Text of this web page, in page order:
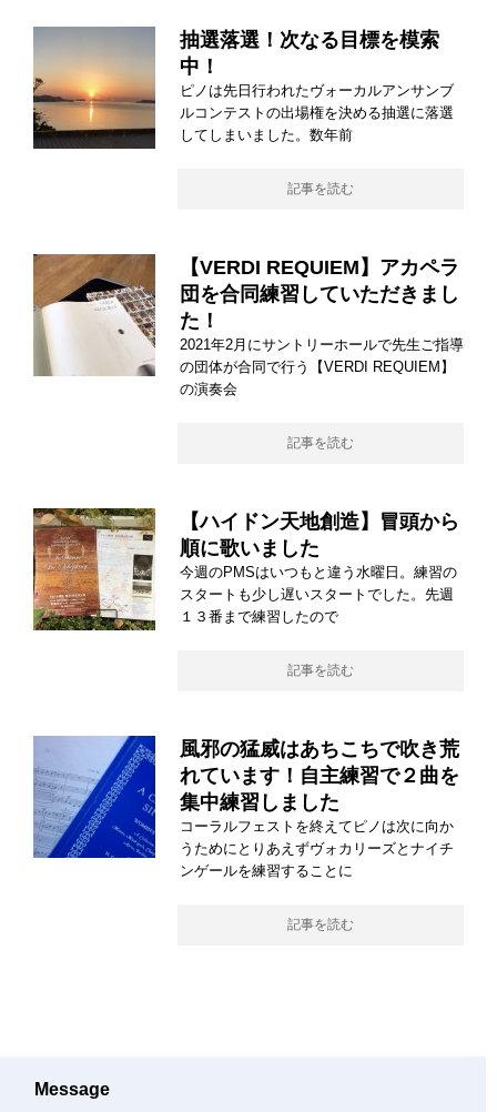
抽選落選！次なる目標を模索
中！
ピノは先日行われたヴォーカルアンサンブ
ルコンテストの出場権を決める抽選に落選
してしまいました。数年前
記事を読む
【VERDI REQUIEM】アカペラ
団を合同練習していただきまし
た！
2021年2月にサントリーホールで先生ご指導
の団体が合同で行う【VERDI REQUIEM】
の演奏会
記事を読む
【ハイドン天地創造】冒頭から
順に歌いました
今週のPMSはいつもと違う水曜日。練習の
スタートも少し遅いスタートでした。先週
１３番まで練習したので
記事を読む
風邪の猛威はあちこちで吹き荒
れています！自主練習で２曲を
集中練習しました
コーラルフェストを終えてピノは次に向か
うためにとりあえずヴォカリーズとナイチ
ンゲールを練習することに
記事を読む
Message